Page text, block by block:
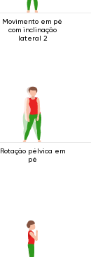
Movimento em pé
com inclinação
lateral 2
Rotação pélvica em
pé